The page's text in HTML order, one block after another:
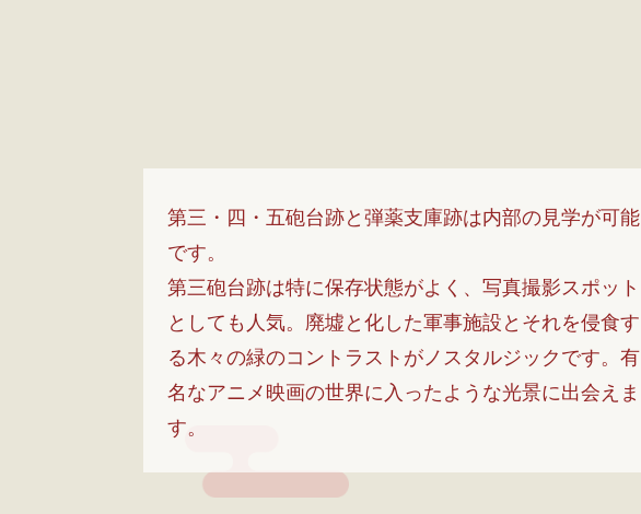
第三・四・五砲台跡と弾薬支庫跡は内部の見学が可能
です。
第三砲台跡は特に保存状態がよく、写真撮影スポット
としても人気。廃墟と化した軍事施設とそれを侵食す
る木々の緑のコントラストがノスタルジックです。有
名なアニメ映画の世界に入ったような光景に出会えま
す。